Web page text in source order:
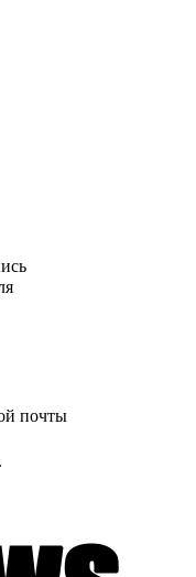
почты